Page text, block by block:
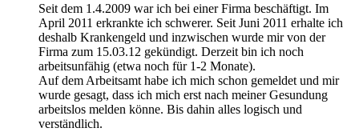
Seit dem 1.4.2009 war ich bei einer Firma beschäftigt. Im
April 2011 erkrankte ich schwerer. Seit Juni 2011 erhalte ich
deshalb Krankengeld und inzwischen wurde mir von der
Firma zum 15.03.12 gekündigt. Derzeit bin ich noch
arbeitsunfähig (etwa noch für 1-2 Monate).
Auf dem Arbeitsamt habe ich mich schon gemeldet und mir
wurde gesagt, dass ich mich erst nach meiner Gesundung
arbeitslos melden könne. Bis dahin alles logisch und
verständlich.